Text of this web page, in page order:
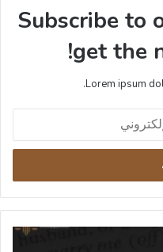
Subscribe to
get the
Lorem ipsum